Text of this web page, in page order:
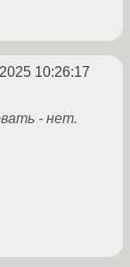
10:26:17
- нет.